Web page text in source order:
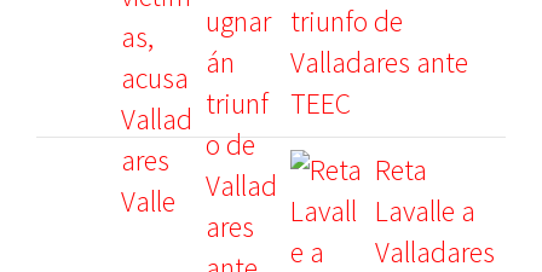
triunfo de
Valladares ante
TEEC
Reta
Lavalle a
Valladares